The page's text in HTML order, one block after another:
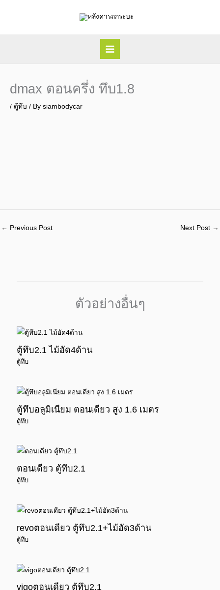
dmax ตอนครึ่ง ทึบ1.8
/ ตู้ทึบ / By siambodycar
← Previous Post Next Post →
ตัวอย่างอื่นๆ
ตู้ทึบ2.1 ไม้อัด4ด้าน
ตู้ทึบ
ตู้ทึบอลูมิเนียม ตอนเดียว สูง 1.6 เมตร
ตู้ทึบ
ตอนเดียว ตู้ทึบ2.1
ตู้ทึบ
revoตอนเดียว ตู้ทึบ2.1+ไม้อัด3ด้าน
ตู้ทึบ
vigoตอนเดียว ตู้ทึบ2.1